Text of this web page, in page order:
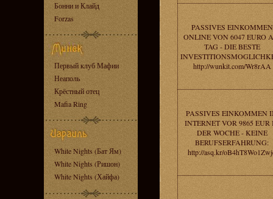
Бонни и Клайд
Forzas
Первый клуб Мафии
Неаполь
Крёстный отец
Mafia Ring
White Nights (Бат Ям)
White Nights (Ришон)
White Nights (Хайфа)
PASSIVES EINKOMMEN
ONLINE VON 6047 EURO
TAG - DIE BESTE
http://wunkit.com/Wr8rAA
PASSIVES EINKOMMEN
INTERNET VOR 9865 EUR
DER WOCHE - KEINE
BERUFSERFAHRUNG:
http://asq.kr/